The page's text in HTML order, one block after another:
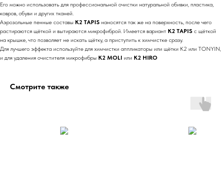
Его можно использовать для профессиональной очистки натуральной обивки, пластика,
ковров, обуви и других тканей.
Аэрозольные пенные составы K2 TAPIS наносятся так же на поверхность, после чего
растираются щёткой и вытираются микрофиброй. Имеется вариант K2 TAPIS с щёткой
на крышке, что позволяет не искать щётку, а приступить к химчистке сразу.
Для лучшего эффекта используйте для химчистки аппликаторы или щётки K2 или TONYIN,
и для удаления очистителя микрофибры K2 MOLI или K2 HIRO
Смотрите также